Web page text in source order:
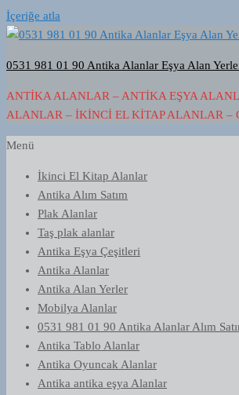
İçeriğe atla
0531 981 01 90 Antika Alanlar Eşya Alan
ANTIKA ALANLAR – ANTIKA EŞYA
ALANLAR – İKINCI EL KITAP ALANLAR –
Menü
İkinci El Kitap Alanlar
Antika Alım Satım
Plak Alanlar
Taş plak alanlar
Antika Eşya Çeşitleri
Antika Alanlar
Antika Alan Yerler
Mobilya Alanlar
0531 981 01 90 Antika Alanlar Alım
Antika Tablo Alanlar
Antika Oyuncak Alanlar
Antika antika eşya Alanlar